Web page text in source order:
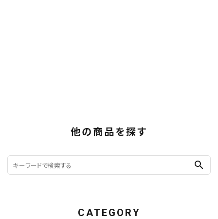
他の商品を探す
search
CATEGORY